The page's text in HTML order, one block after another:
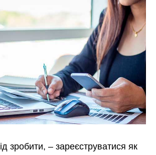
зробити, – зареєструватися як